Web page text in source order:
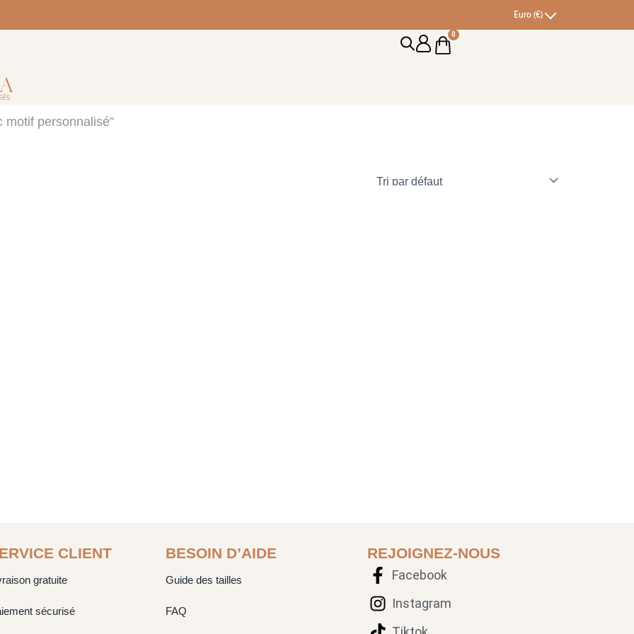
Euro (€)
0Cart
motif personnalisé”
CLIENT
gratuite
sécurisé
BESOIN D’AIDE
Guide des tailles
FAQ
REJOIGNEZ-NOUS
Facebook
Instagram